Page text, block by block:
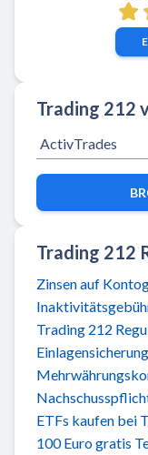
Trading 212
Trading 212
Zinsen auf
Trading 212
ETFs kaufen bei
100 Euro gratis